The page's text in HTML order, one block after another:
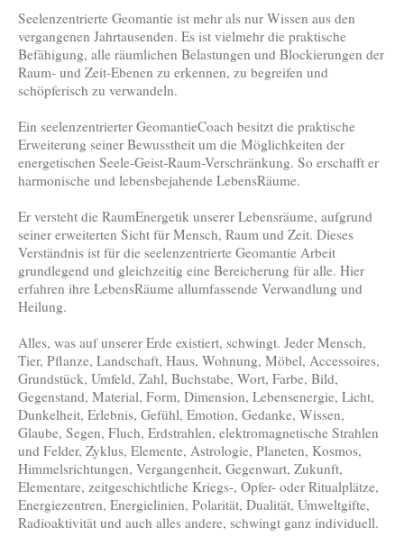
Seelenzentrierte Geomantie ist mehr als nur Wissen aus den
vergangenen Jahrtausenden. Es ist vielmehr die praktische
Befähigung, alle räumlichen Belastungen und Blockierungen der
Raum- und Zeit-Ebenen zu erkennen, zu begreifen und
schöpferisch zu verwandeln.
Ein seelenzentrierter GeomantieCoach besitzt die praktische
Erweiterung seiner Bewusstheit um die Möglichkeiten der
energetischen Seele-Geist-Raum-Verschränkung. So erschafft er
harmonische und lebensbejahende LebensRäume.
Er versteht die RaumEnergetik unserer Lebensräume, aufgrund
seiner erweiterten Sicht für Mensch, Raum und Zeit. Dieses
Verständnis ist für die seelenzentrierte Geomantie Arbeit
grundlegend und gleichzeitig eine Bereicherung für alle. Hier
erfahren ihre LebensRäume allumfassende Verwandlung und
Heilung.
Alles, was auf unserer Erde existiert, schwingt. Jeder Mensch,
Tier, Pflanze, Landschaft, Haus, Wohnung, Möbel, Accessoires,
Grundstück, Umfeld, Zahl, Buchstabe, Wort, Farbe, Bild,
Gegenstand, Material, Form, Dimension, Lebensenergie, Licht,
Dunkelheit, Erlebnis, Gefühl, Emotion, Gedanke, Wissen,
Glaube, Segen, Fluch, Erdstrahlen, elektromagnetische Strahlen
und Felder, Zyklus, Elemente, Astrologie, Planeten, Kosmos,
Himmelsrichtungen, Vergangenheit, Gegenwart, Zukunft,
Elementare, zeitgeschichtliche Kriegs-, Opfer- oder Ritualplätze,
Energiezentren, Energielinien, Polarität, Dualität, Umweltgifte,
Radioaktivität und auch alles andere, schwingt ganz individuell.